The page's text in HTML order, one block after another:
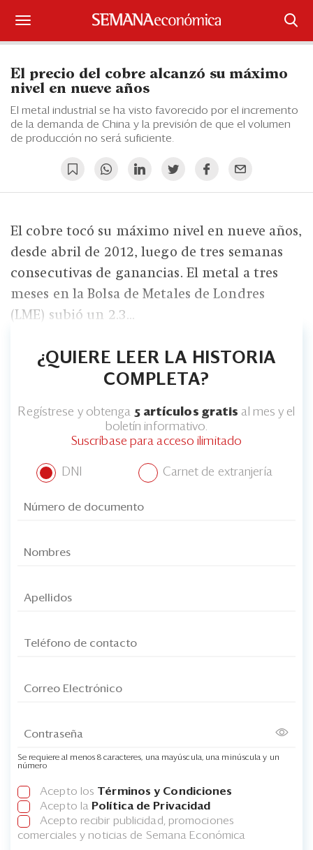
Iniciar sesión
Portada
Economía y Finanzas
Legal y Política
Eventos
Edición Impresa
El precio del cobre alcanzó su máximo
nivel en nueve años
El metal industrial se ha visto favorecido por el incremento
de la demanda de China y la previsión de que el volumen
de producción no será suficiente.
El cobre tocó su máximo nivel en nueve años,
desde abril de 2012, luego de tres semanas
consecutivas de ganancias. El metal a tres
meses en la Bolsa de Metales de Londres
(LME) subió un 2.3...
¿QUIERE LEER LA HISTORIA
COMPLETA?
Regístrese y obtenga 5 artículos gratis al mes y el
boletín informativo.
Suscríbase para acceso ilimitado
DNI Carnet de extranjería
Se requiere al menos 8 caracteres, una mayúscula, una minúscula y un
número
Acepto los Términos y Condiciones
Acepto la Política de Privacidad
Acepto recibir publicidad, promociones
comerciales y noticias de Semana Económica